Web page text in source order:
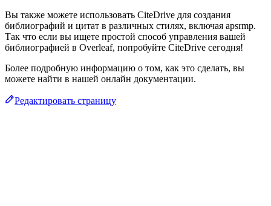
Вы также можете использовать CiteDrive для создания
библиографий и цитат в различных стилях, включая apsrmp.
Так что если вы ищете простой способ управления вашей
библиографией в Overleaf, попробуйте CiteDrive сегодня!
Более подробную информацию о том, как это сделать, вы
можете найти в нашей онлайн документации.
Редактировать страницу